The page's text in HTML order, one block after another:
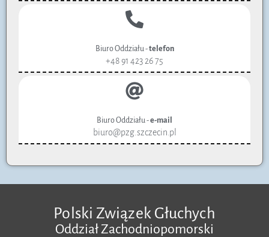
Biuro Oddziału -telefon
+48 91 423 26 75
Biuro Oddziału -e-mail
biuro@pzg.szczecin.pl
Polski Związek Głuchych
Oddział Zachodniopomorski